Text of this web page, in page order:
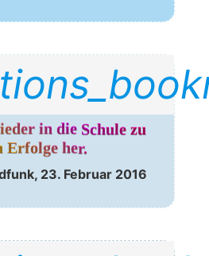
Erfolge her.
23. Febru­ar 2016